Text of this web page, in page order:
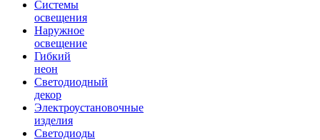
Системы
освещения
Наружное
освещение
Гибкий
неон
Светодиодный
декор
Электроустановочные
изделия
Светодиоды